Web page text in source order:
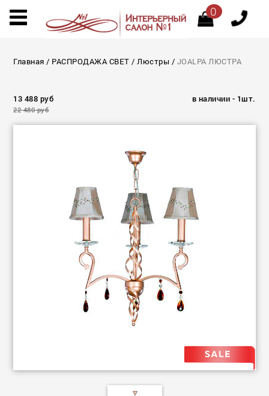
0
Главная / РАСПРОДАЖА СВЕТ / Люстры / JOALPA ЛЮСТРА
13 488 руб
22 480 руб
в наличии - 1шт.